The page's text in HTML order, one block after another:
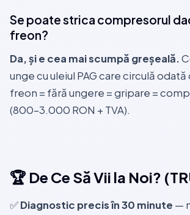
Se poate strica compresorul
freon?
Da, și e cea mai scumpă greșeală.
unge cu uleiul PAG care circulă
freon = fără ungere = gripare =
(800–3.000 RON + TVA).
🏆 De Ce Să Vii la Noi?
✅Diagnostic precis în 30 minute —